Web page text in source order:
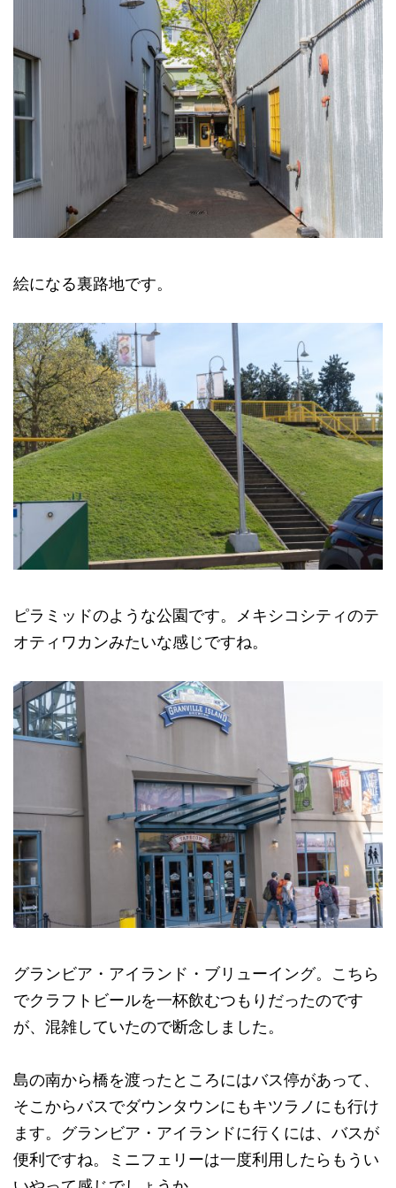
絵になる裏路地です。
ピラミッドのような公園です。メキシコシティのテ
オティワカンみたいな感じですね。
グランビア・アイランド・ブリューイング。こちら
でクラフトビールを一杯飲むつもりだったのです
が、混雑していたので断念しました。
島の南から橋を渡ったところにはバス停があって、
そこからバスでダウンタウンにもキツラノにも行け
ます。グランビア・アイランドに行くには、バスが
便利ですね。ミニフェリーは一度利用したらもうい